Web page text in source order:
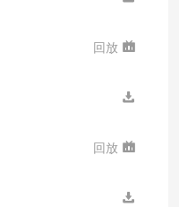
回放
回放